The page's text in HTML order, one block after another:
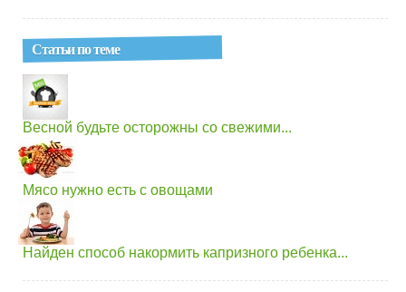
Статьи по теме
Весной будьте осторожны со свежими...
Мясо нужно есть с овощами
Найден способ накормить капризного ребенка...